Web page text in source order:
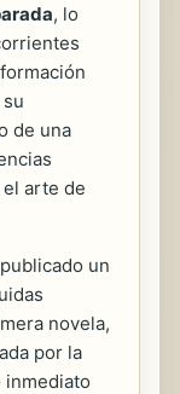
, lo
de una
arte de
un
novela,
por la